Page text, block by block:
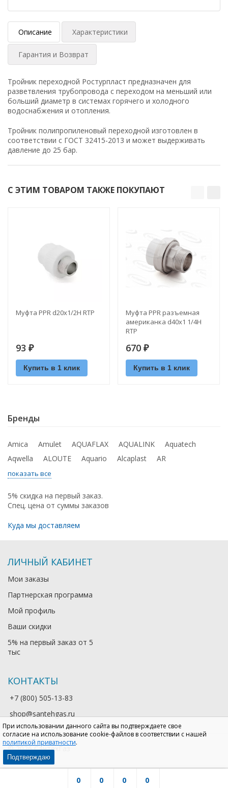
При использовании данного сайта вы подтверждаете свое
согласие на использование cookie-файлов в соответствии с нашей
политикой приватности.
Подтверждаю
Описание Характеристики
Гарантия и Возврат
Тройник переходной Ростурпласт предназначен для
разветвления трубопровода с переходом на меньший или
больший диаметр в системах горячего и холодного
водоснабжения и отопления.
Тройник полипропиленовый переходной изготовлен в
соответствии с ГОСТ 32415-2013 и может выдерживать
давление до 25 бар.
С ЭТИМ ТОВАРОМ ТАКЖЕ ПОКУПАЮТ
Муфта PPR d20х1/2Н RTP
93 ₽
Купить в 1 клик
Муфта PPR разъемная
американка d40х1 1/4Н
RTP
670 ₽
Купить в 1 клик
Бренды
Amica Amulet AQUAFLAX AQUALINK
Aquatech
Aqwella
ALOUTE Aquario Alcaplast AR
показать все
5% скидка на первый заказ.
Спец. цена от суммы заказов
Куда мы доставляем
ЛИЧНЫЙ КАБИНЕТ
Мои заказы
Партнерская программа
Мой профиль
Ваши скидки
5% на первый заказ от 5
тыс
КОНТАКТЫ
+7 (800) 505-13-83
shop@santehgas.ru
© 2026 СантехГаз
0 0 0 0